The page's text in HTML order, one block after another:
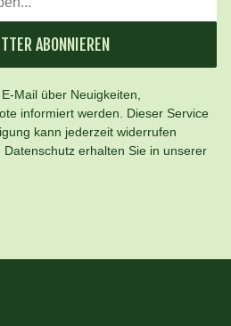
ABONNIEREN
Mail über Neuigkeiten,
informiert werden. Dieser Service
kann jederzeit widerrufen
erhalten Sie in unserer